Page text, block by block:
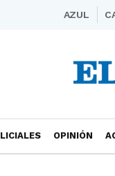
AZUL
OPINIÓN